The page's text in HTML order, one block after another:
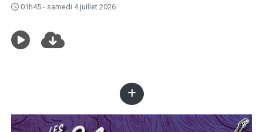
01h45 - samedi 4 juillet 2026